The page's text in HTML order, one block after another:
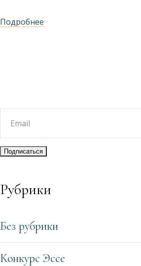
Подробнее
Рубрики
Без рубрики
Конкурс Эссе